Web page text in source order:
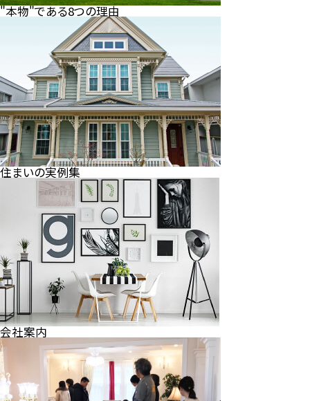
"本物"である8つの理由
住まいの実例集
会社案内